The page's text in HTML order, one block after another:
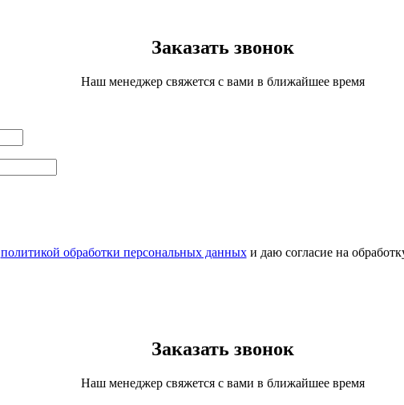
Заказать звонок
Наш менеджер свяжется с вами в ближайшее время
политикой обработки персональных данныхи даю согласие на
Заказать звонок
Наш менеджер свяжется с вами в ближайшее время